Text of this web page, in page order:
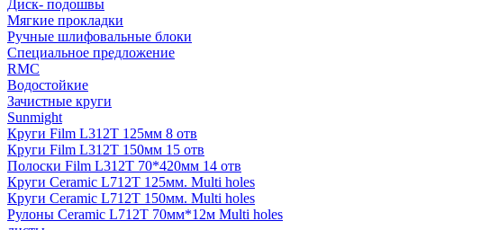
Диск- подошвы
Мягкие прокладки
Ручные шлифовальные блоки
Специальное предложение
RMC
Водостойкие
Зачистные круги
Sunmight
Круги Film L312T 125мм 8 отв
Круги Film L312T 150мм 15 отв
Полоски Film L312T 70*420мм 14 отв
Круги Ceramic L712T 125мм. Multi holes
Круги Ceramic L712T 150мм. Multi holes
Рулоны Ceramic L712T 70мм*12м Multi holes